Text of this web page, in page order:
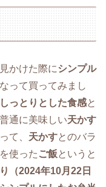
かけた際に シンプル
って買ってみまし
しっとりとした食感と
通に美味しい天かす
て、 天かすとのバラ
を使った ご飯というと
（2024年10月22日